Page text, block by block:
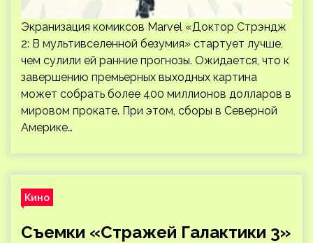
Экранизация комиксов Marvel «Доктор Стрэндж
2: В мультивселенной безумия» стартует лучше,
чем сулили ей ранние прогнозы. Ожидается, что к
завершению премьерных выходных картина
может собрать более 400 миллионов долларов в
мировом прокате. При этом, сборы в Северной
Америке…
Кино
Съемки «Стражей Галактики 3»